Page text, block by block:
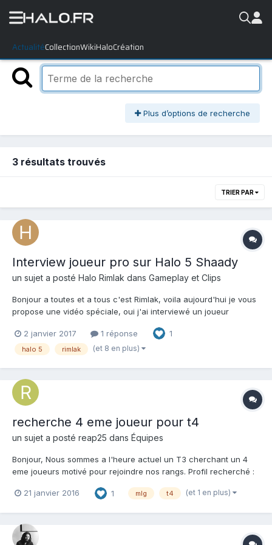
ActualitéCollectionWikiHaloCréation
Plus d’options de recherche
3 résultats trouvés
TRIER PAR
Interview joueur pro sur Halo 5 Shaady
un sujet a posté Halo Rimlak dans Gameplay et Clips
Bonjour a toutes et a tous c'est Rimlak, voila aujourd'hui je vous
propose une vidéo spéciale, oui j'ai interviewé un joueur
Français évoluant dans la structure BitterSweet, il a répondu a
mes questions, donner ses impressions et son avis s...
2 janvier 2017 1 réponse 1
halo 5 rimlak (et 8 en plus)
recherche 4 eme joueur pour t4
un sujet a posté reap25 dans Équipes
Bonjour, Nous sommes a l'heure actuel un T3 cherchant un 4
eme joueurs motivé pour rejoindre nos rangs. Profil recherché :
00h00. Avoir un bon niveau individuelle et surtout une très très
21 janvier 2016 1 mlg t4 (et 1 en plus)